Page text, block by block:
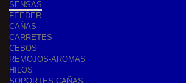
SENSAS
FEEDER
CAÑAS
CARRETES
CEBOS
REMOJOS-AROMAS
HILOS
SOPORTES CAÑAS